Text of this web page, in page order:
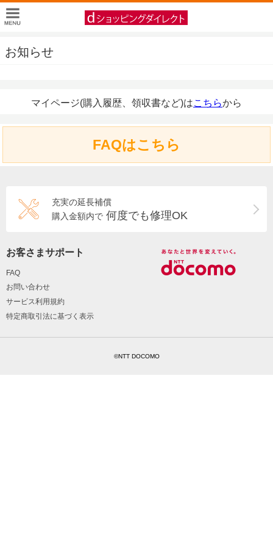
お知らせ
マイページ(購入履歴、領収書など)はこちらから
FAQはこちら
充実の延長補償
購入金額内で 何度でも修理OK
お客さまサポート
FAQ
お問い合わせ
サービス利用規約
特定商取引法に基づく表示
©NTT DOCOMO